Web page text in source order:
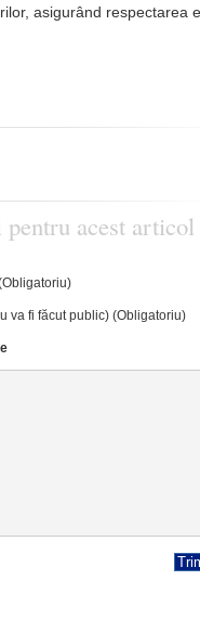
asigurând respectarea
acest articol
va fi făcut public) (Obligatoriu)